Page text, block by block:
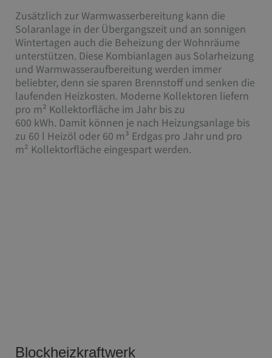
Zusätzlich zur Warmwasserbereitung kann die
Solaranlage in der Übergangszeit und an sonnigen
Wintertagen auch die Beheizung der Wohnräume
unterstützen. Diese Kombianlagen aus Solarheizung
und Warmwasseraufbereitung werden immer
beliebter, denn sie sparen Brennstoff und senken die
laufenden Heizkosten. Moderne Kollektoren liefern
pro m² Kollektorfläche im Jahr bis zu
600 kWh. Damit können je nach Heizungsanlage bis
zu 60 l Heizöl oder 60 m³ Erdgas pro Jahr und pro
m² Kollektorfläche eingespart werden.
Blockheizkraftwerk